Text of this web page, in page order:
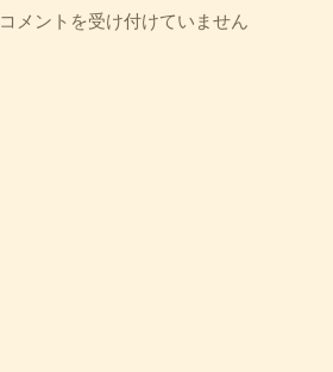
コメントを受け付けていません